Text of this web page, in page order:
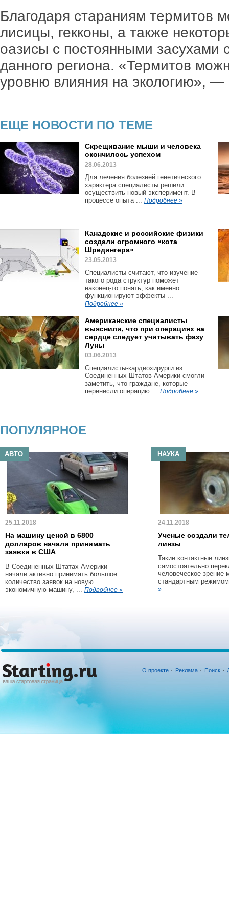
Благодаря стараниям термитов
лисицы, гекконы, а также
оазисы с постоянными засухами
данного региона. «Термитов
уровню влияния на экологию»,
ЕЩЕ НОВОСТИ ПО ТЕМЕ
Скрещивание мыши и человека
окончилось успехом
28.06.2013
Для лечения болезней генетического
характера специалисты решили
осуществить новый эксперимент. В
процессе опыта ... Подробнее »
Канадские и российские физики
создали огромного «кота
Шредингера»
23.05.2013
Специалисты считают, что изучение
такого рода структур поможет
наконец-то понять, как именно
функционируют эффекты ...
Подробнее »
Американские специалисты
выяснили, что при операциях на
сердце следует учитывать фазу
Луны
03.06.2013
Специалисты-кардиохирурги из
Соединенных Штатов Америки смогли
заметить, что граждане, которые
перенесли операцию ... Подробнее »
ПОПУЛЯРНОЕ
АВТО
25.11.2018
На машину ценой в 6800
долларов начали принимать
заявки в США
В Соединенных Штатах Америки
начали активно принимать большое
количество заявок на новую
экономичную машину, ... Подробнее »
НАУКА
24.11.2018
Ученые создали
линзы
Такие контактные
самостоятельно
человеческое зрение
стандартным
»
О проекте Реклама Поиск